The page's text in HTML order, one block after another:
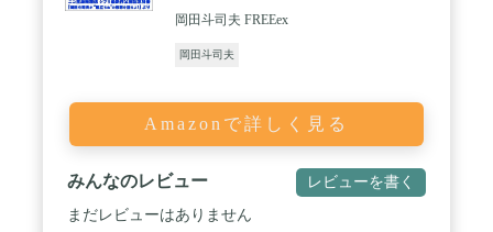
岡田斗司夫 FREEex
岡田斗司夫
Amazonで詳しく見る
みんなのレビュー レビューを書く
まだレビューはありません